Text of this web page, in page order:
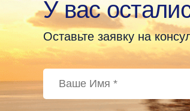
У вас
Оставьте заявку на